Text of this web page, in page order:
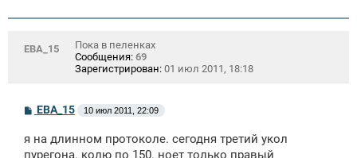
ЕВА_15
Пока в пеленках
Сообщения: 69
Зарегистрирован: 01 июл 2011, 18:18
С
б
щ
ЕВА_15 10 июл 2011, 22:09
я на длинном протоколе. сегодня третий укол
пурегона. колю по 150. ноет только правый